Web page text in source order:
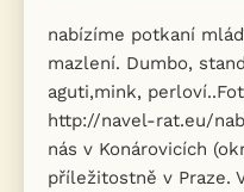
nabízíme potkaní
mazlení. Dumbo,
aguti,mink,
http://navel-rat.eu/
nás v Konárovicích
příležitostně v Praze.